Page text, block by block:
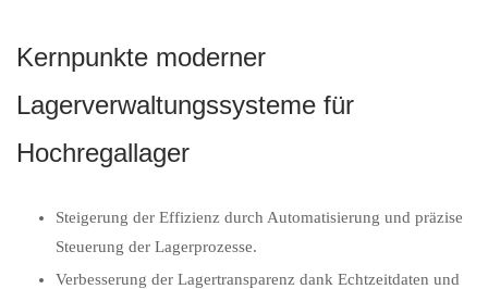
Kernpunkte moderner
Lagerverwaltungssysteme für
Hochregallager
Steigerung der Effizienz durch Automatisierung und präzise
Steuerung der Lagerprozesse.
Verbesserung der Lagertransparenz dank Echtzeitdaten und